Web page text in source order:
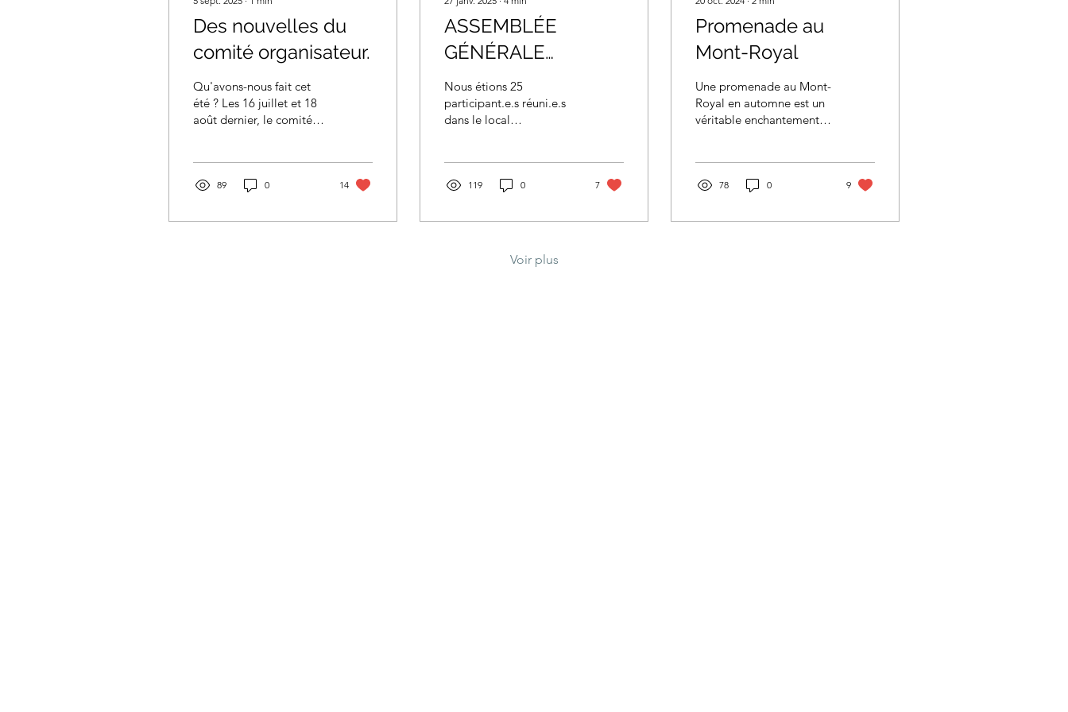
Des nouvelles du
comité organisateur.
Qu'avons-nous fait cet
été ? Les 16 juillet et 18
août dernier, le comité
89 0 14
ASSEMBLÉE
GÉNÉRALE
ANNUELLE DE
MARCHE SANTÉ
2025
Nous étions 25
participant.e.s réuni.e.s
dans le local
président de...
119 0 7
Promenade au
Mont-Royal
Une promenade au Mont-
Royal en automne est un
véritable enchantement.
78 0 9
Voir plus